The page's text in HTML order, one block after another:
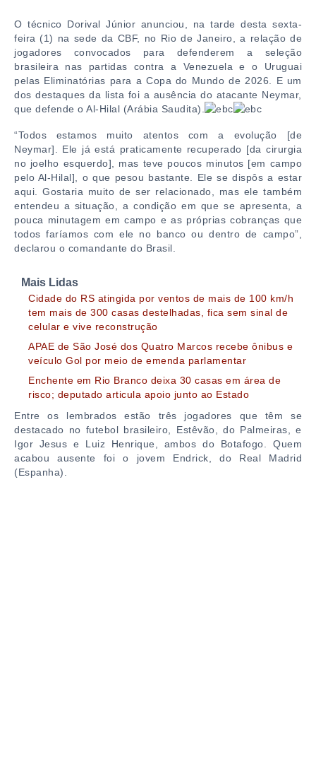
O técnico Dorival Júnior anunciou, na tarde desta sexta-
feira (1) na sede da CBF, no Rio de Janeiro, a relação de
jogadores convocados para defenderem a seleção
brasileira nas partidas contra a Venezuela e o Uruguai
pelas Eliminatórias para a Copa do Mundo de 2026. E um
dos destaques da lista foi a ausência do atacante Neymar,
que defende o Al-Hilal (Arábia Saudita).
“Todos estamos muito atentos com a evolução [de
Neymar]. Ele já está praticamente recuperado [da cirurgia
no joelho esquerdo], mas teve poucos minutos [em campo
pelo Al-Hilal], o que pesou bastante. Ele se dispôs a estar
aqui. Gostaria muito de ser relacionado, mas ele também
entendeu a situação, a condição em que se apresenta, a
pouca minutagem em campo e as próprias cobranças que
todos faríamos com ele no banco ou dentro de campo”,
declarou o comandante do Brasil.
Mais Lidas
Cidade do RS atingida por ventos de mais de 100 km/h
tem mais de 300 casas destelhadas, fica sem sinal de
celular e vive reconstrução
APAE de São José dos Quatro Marcos recebe ônibus e
veículo Gol por meio de emenda parlamentar
Enchente em Rio Branco deixa 30 casas em área de
risco; deputado articula apoio junto ao Estado
Entre os lembrados estão três jogadores que têm se
destacado no futebol brasileiro, Estêvão, do Palmeiras, e
Igor Jesus e Luiz Henrique, ambos do Botafogo. Quem
acabou ausente foi o jovem Endrick, do Real Madrid
(Espanha).